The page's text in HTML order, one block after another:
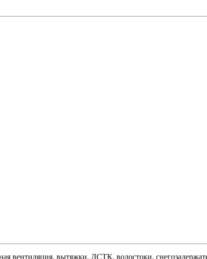
вентиляция, вытяжки, ЛСТК, водостоки,